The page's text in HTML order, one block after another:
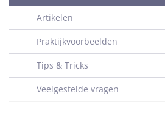
Artikelen
Praktijkvoorbeelden
Tips & Tricks
Veelgestelde vragen